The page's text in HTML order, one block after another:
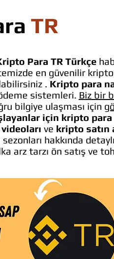
TR
Para TR Türkçe
en güvenilir
. Kripto para
sistemleri. Biz bir
bilgiye ulaşması için
için kripto
ve kripto satın
sezonları hakkında
arz tarzı ön satış ve